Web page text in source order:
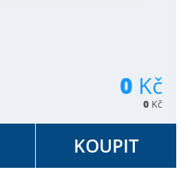
0 Kč
0 Kč
KOUPIT